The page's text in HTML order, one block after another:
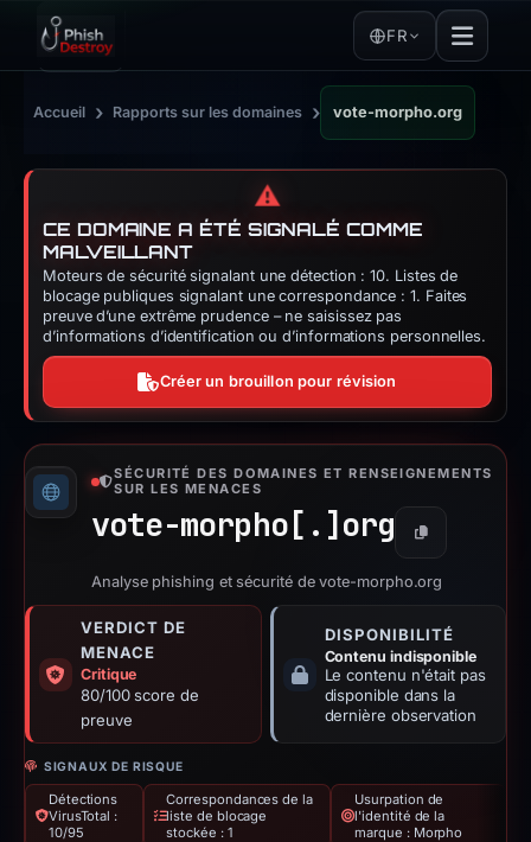
FR
Accueil › Rapports sur les domaines › vote-morpho.org
⚠️
CE DOMAINE A ÉTÉ SIGNALÉ COMME
MALVEILLANT
Moteurs de sécurité signalant une détection : 10. Listes de
blocage publiques signalant une correspondance : 1. Faites
preuve d’une extrême prudence – ne saisissez pas
d’informations d’identification ou d’informations personnelles.
Créer un brouillon pour révision
SÉCURITÉ DES DOMAINES ET RENSEIGNEMENTS
SUR LES MENACES
vote-morpho[.] org Copier
Analyse phishing et sécurité de vote-morpho.org
VERDICT DE
MENACE
Critique
80/100 score de
preuve
DISPONIBILITÉ
Contenu indisponible
Le contenu n'était pas
disponible dans la
dernière observation
SIGNAUX DE RISQUE
Détections
VirusTotal :
10/95
Correspondances de la
liste de blocage
stockée : 1
Usurpation de
l'identité de la
marque : Morpho